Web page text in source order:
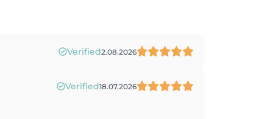
Verified2.08.2026
Verified18.07.2026